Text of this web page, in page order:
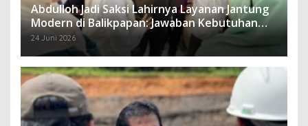
Abdulloh Jadi Saksi Lahirnya Layanan Jantung
Modern di Balikpapan: Jawaban Kebutuhan
Rakyat
24 Juni 2026